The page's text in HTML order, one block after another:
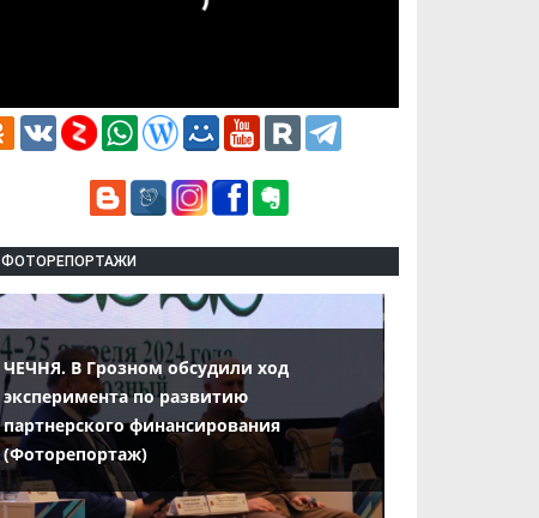
ФОТОРЕПОРТАЖИ
ЧЕЧНЯ. В Грозном обсудили ход
эксперимента по развитию
партнерского финансирования
(Фоторепортаж)